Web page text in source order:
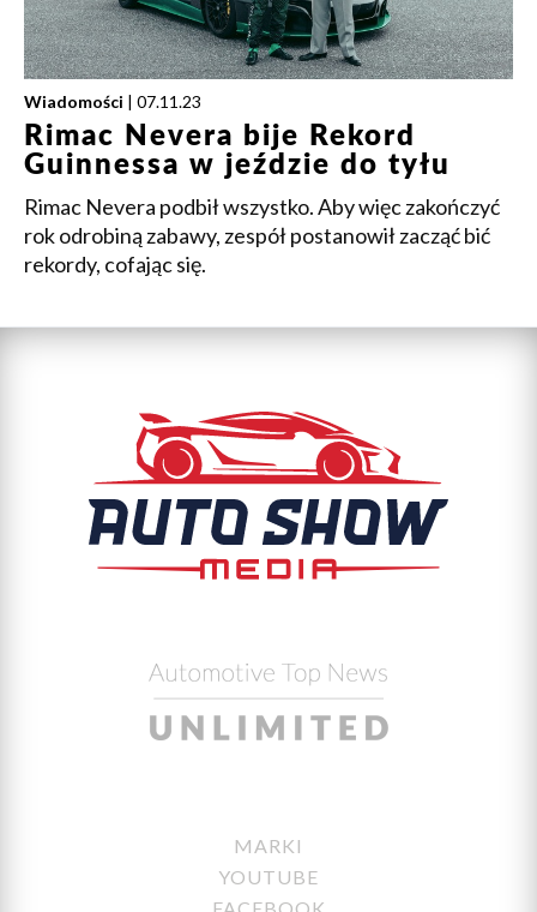
Wiadomości | 07.11.23
Rimac Nevera bije Rekord
Guinnessa w jeździe do tyłu
Rimac Nevera podbił wszystko. Aby więc zakończyć
rok odrobiną zabawy, zespół postanowił zacząć bić
rekordy, cofając się.
MARKI
YOUTUBE